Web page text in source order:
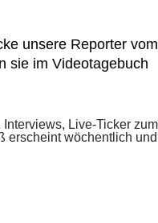
unsere Reporter vom
sie im Videotagebuch